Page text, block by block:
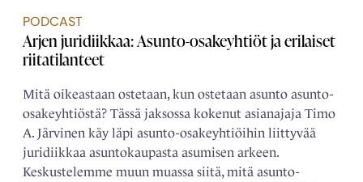
PODCAST
Arjen juridiikkaa: Asunto-osakeyhtiöt ja erilaiset
riitatilanteet
Mitä oikeastaan ostetaan, kun ostetaan asunto asunto-
osakeyhtiöstä? Tässä jaksossa kokenut asianajaja Timo
A. Järvinen käy läpi asunto-osakeyhtiöihin liittyvää
juridiikkaa asuntokaupasta asumisen arkeen.
Keskustelemme muun muassa siitä, mitä asunto-